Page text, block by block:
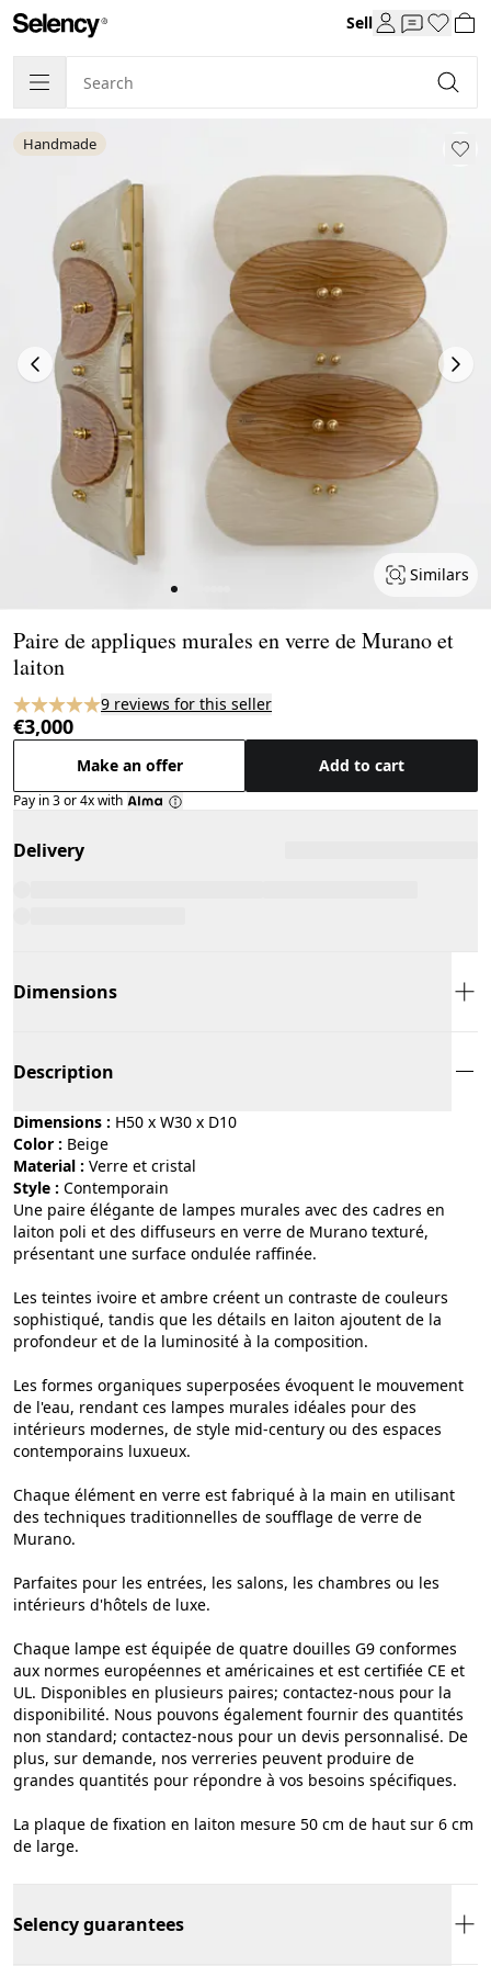
Sell
Handmade
Similars
Paire de appliques murales en verre de Murano et
laiton
9 reviews for this seller
€3,000
Make an offer Add to cart
Pay in 3 or 4x with
Delivery
Dimensions
Description
Dimensions : H50 x W30 x D10
Color :
beige
Material :
verre et cristal
Style :
contemporain
Une paire élégante de lampes murales avec des cadres en
laiton poli et des diffuseurs en verre de Murano texturé,
présentant une surface ondulée raffinée.
Les teintes ivoire et ambre créent un contraste de couleurs
sophistiqué, tandis que les détails en laiton ajoutent de la
profondeur et de la luminosité à la composition.
Les formes organiques superposées évoquent le mouvement
de l'eau, rendant ces lampes murales idéales pour des
intérieurs modernes, de style mid-century ou des espaces
contemporains luxueux.
Chaque élément en verre est fabriqué à la main en utilisant
des techniques traditionnelles de soufflage de verre de
Murano.
Parfaites pour les entrées, les salons, les chambres ou les
intérieurs d'hôtels de luxe.
Chaque lampe est équipée de quatre douilles G9 conformes
aux normes européennes et américaines et est certifiée CE et
UL. Disponibles en plusieurs paires; contactez-nous pour la
disponibilité. Nous pouvons également fournir des quantités
non standard; contactez-nous pour un devis personnalisé. De
plus, sur demande, nos verreries peuvent produire de
grandes quantités pour répondre à vos besoins spécifiques.
La plaque de fixation en laiton mesure 50 cm de haut sur 6 cm
de large.
Selency guarantees